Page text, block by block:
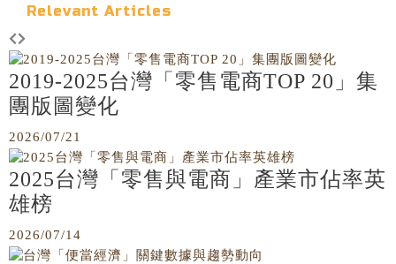
Relevant Articles
2019-2025台灣「零售電商TOP 20」集
團版圖變化
2026/07/21
2025台灣「零售與電商」產業市佔率英
雄榜
2026/07/14